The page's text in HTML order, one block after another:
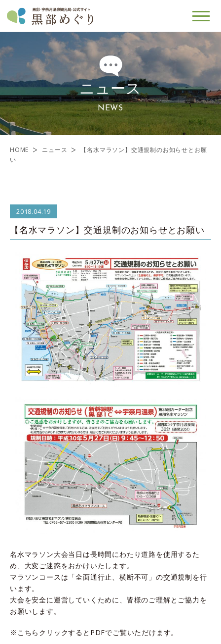
ニュース
NEWS
HOME ニュース
【名水マラソン】交通規制のお知らせとお願
い
2018.04.19
【名水マラソン】交通規制のお知らせとお願い
名水マラソン大会当日は長時間にわたり道路を使用するた
め、大変ご迷惑をおかけいたします。
マラソンコースは「全面通行止、横断不可 」の交通規制を行
います。
大会を安全に運営していくために、皆様のご理解とご協力を
お願いします。
※こちら クリックするとPDFでご覧いただけます。